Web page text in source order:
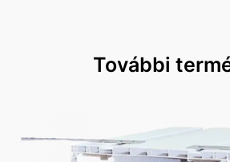
További